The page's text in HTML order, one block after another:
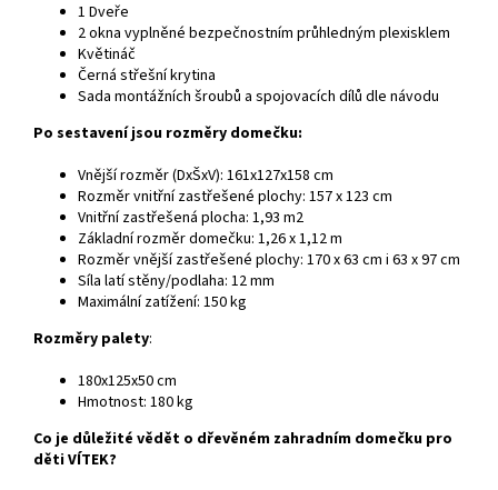
1 Dveře
2 okna vyplněné bezpečnostním průhledným plexisklem
Květináč
Černá střešní krytina
Sada montážních šroubů a spojovacích dílů dle návodu
Po sestavení jsou rozměry domečku:
Vnější rozměr (DxŠxV): 161x127x158 cm
Rozměr vnitřní zastřešené plochy: 157 x 123 cm
Vnitřní zastřešená plocha: 1,93 m2
Základní rozměr domečku: 1,26 x 1,12 m
Rozměr vnější zastřešené plochy: 170 x 63 cm i 63 x 97 cm
Síla latí stěny/podlaha: 12 mm
Maximální zatížení: 150 kg
Rozměry palety:
180x125x50 cm
Hmotnost: 180 kg
Co je důležité vědět o dřevěném zahradním domečku pro
děti VÍTEK?